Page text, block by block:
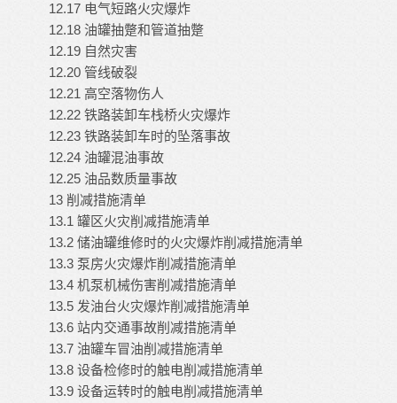
12.17 电气短路火灾爆炸
12.18 油罐抽蹩和管道抽蹩
12.19 自然灾害
12.20 管线破裂
12.21 高空落物伤人
12.22 铁路装卸车栈桥火灾爆炸
12.23 铁路装卸车时的坠落事故
12.24 油罐混油事故
12.25 油品数质量事故
13 削减措施清单
13.1 罐区火灾削减措施清单
13.2 储油罐维修时的火灾爆炸削减措施清单
13.3 泵房火灾爆炸削减措施清单
13.4 机泵机械伤害削减措施清单
13.5 发油台火灾爆炸削减措施清单
13.6 站内交通事故削减措施清单
13.7 油罐车冒油削减措施清单
13.8 设备检修时的触电削减措施清单
13.9 设备运转时的触电削减措施清单